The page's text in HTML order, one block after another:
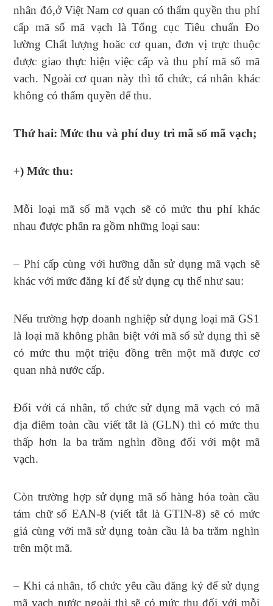
nhân đó,ở Việt Nam cơ quan có thẩm quyền thu phí
cấp mã số mã vạch là Tổng cục Tiêu chuẩn Đo
lường Chất lượng hoăc cơ quan, đơn vị trực thuộc
được giao thực hiện việc cấp và thu phí mã số mã
vach. Ngoài cơ quan này thì tổ chức, cá nhân khác
không có thẩm quyền để thu.
Thứ hai: Mức thu và phí duy trì mã số mã vạch;
+) Mức thu:
Mỗi loại mã số mã vạch sẽ có mức thu phí khác
nhau được phân ra gồm những loại sau:
– Phí cấp cùng với hưỡng dẫn sử dụng mã vạch sẽ
khác với mức đăng kí để sử dụng cụ thể như sau:
Nếu trường hợp doanh nghiệp sử dụng loại mã GS1
là loại mã không phân biệt với mã số sử dụng thì sẽ
có mức thu một triệu đồng trên một mã được cơ
quan nhà nước cấp.
Đối với cá nhân, tổ chức sử dụng mã vạch có mã
địa điêm toàn cầu viết tắt là (GLN) thì có mức thu
thấp hơn la ba trăm nghìn đồng đối với một mã
vạch.
Còn trường hợp sử dụng mã số hàng hóa toàn cầu
tám chữ số EAN-8 (viết tắt là GTIN-8) sẽ có mức
giá cùng với mã sử dụng toàn cầu là ba trăm nghìn
trên một mã.
– Khi cá nhân, tổ chức yêu cầu đăng ký để sử dụng
mã vạch nước ngoài thì sẽ có mức thu đối với mỗi